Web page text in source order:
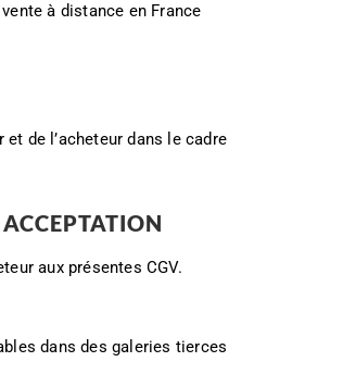
à distance en France
de l’acheteur dans le cadre
aux présentes CGV.
dans des galeries tierces